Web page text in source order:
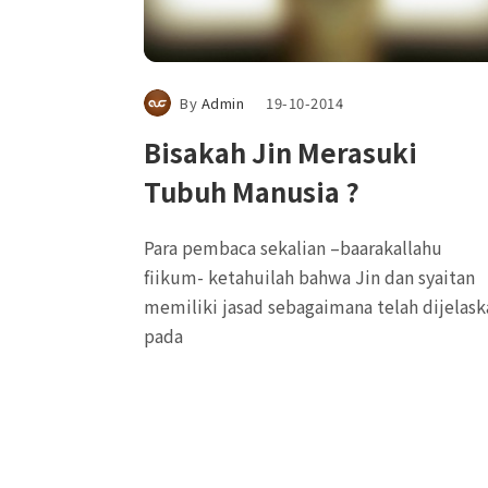
By Admin 19-10-2014
Bisakah Jin Merasuki
Tubuh Manusia ?
Para pembaca sekalian –baarakallahu
fiikum- ketahuilah bahwa Jin dan syaitan
memiliki jasad sebagaimana telah
pada